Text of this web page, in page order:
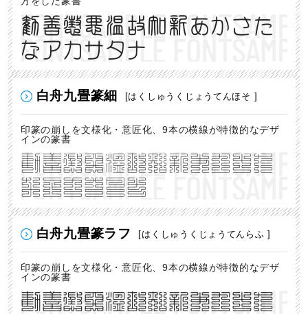
勧善懲悪温故知新あかさた
なアカサタナ
白舟九畳篆細 [はくしゅうくじょうてんほそ ]
印篆の崩しを文様化・意匠化、9本の横線が特徴的なデザ
インの篆書
勧善懲悪温故知新あかさた
なアカサタナ
白舟九畳篆ラフ [はくしゅうくじょうてんらふ ]
印篆の崩しを文様化・意匠化、9本の横線が特徴的なデザ
インの篆書
勧善懲悪温故知新あかさた